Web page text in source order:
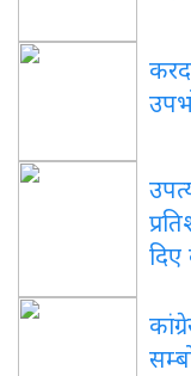
दिए